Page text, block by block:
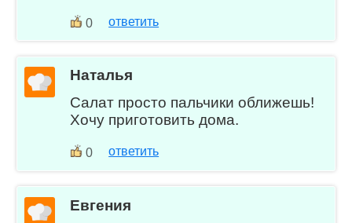
0 ответить
Наталья
Салат просто пальчики оближешь!
Хочу приготовить дома.
0 ответить
Евгения